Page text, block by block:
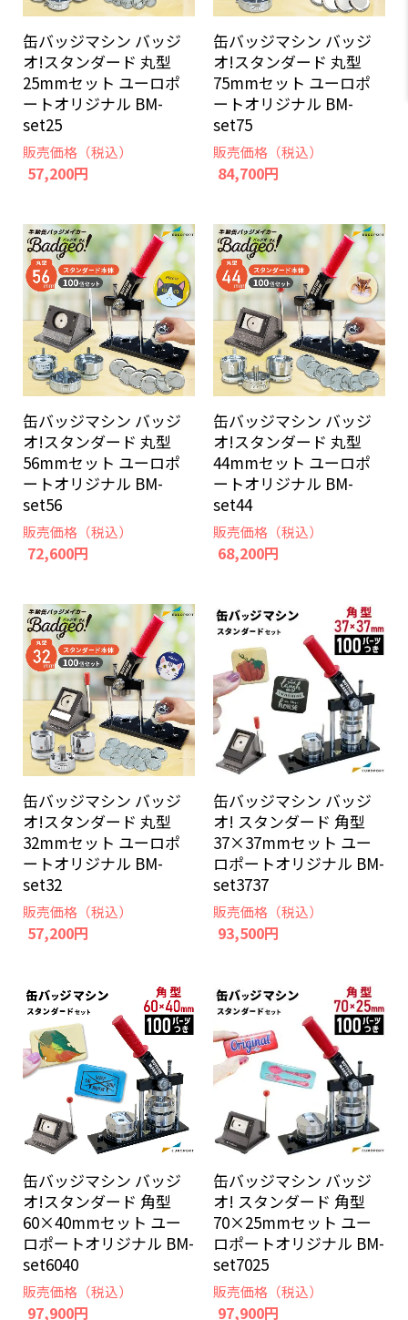
缶バッジマシン バッジ
オ!スタンダード 丸型
25mmセット ユーロポ
ートオリジナル BM-
set25
販売価格（税込）
57,200円
缶バッジマシン バッジ
オ!スタンダード 丸型
75mmセット ユーロポ
ートオリジナル BM-
set75
販売価格（税込）
84,700円
缶バッジマシン バッジ
オ!スタンダード 丸型
56mmセット ユーロポ
ートオリジナル BM-
set56
販売価格（税込）
72,600円
缶バッジマシン バッジ
オ!スタンダード 丸型
44mmセット ユーロポ
ートオリジナル BM-
set44
販売価格（税込）
68,200円
缶バッジマシン バッジ
オ!スタンダード 丸型
32mmセット ユーロポ
ートオリジナル BM-
set32
販売価格（税込）
57,200円
缶バッジマシン バッジ
オ! スタンダード 角型
37×37mmセット ユー
ロポートオリジナル BM-
set3737
販売価格（税込）
93,500円
缶バッジマシン バッジ
オ!スタンダード 角型
60×40mmセット ユー
ロポートオリジナル BM-
set6040
販売価格（税込）
97,900円
缶バッジマシン バッジ
オ! スタンダード 角型
70×25mmセット ユー
ロポートオリジナル BM-
set7025
販売価格（税込）
97,900円